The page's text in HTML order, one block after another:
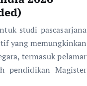
studi pascasarjana
yang memungkinkan
termasuk pelamar
pendidikan Magister